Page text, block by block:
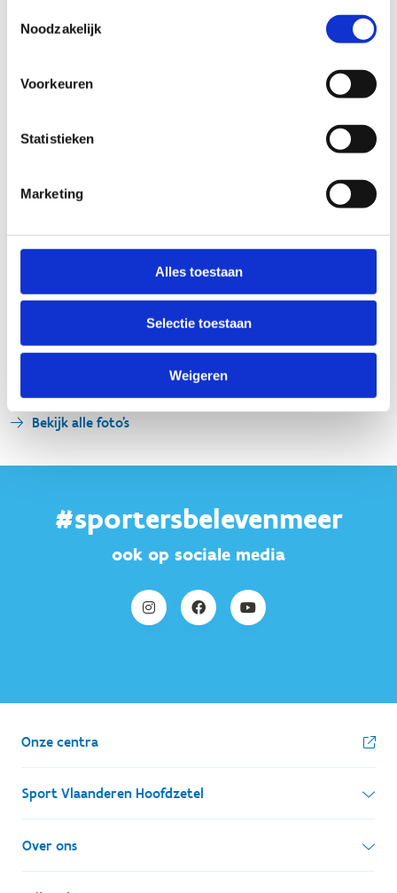
Noodzakelijk
Voorkeuren
Statistieken
Marketing
Alles toestaan
Selectie toestaan
Weigeren
Bekijk alle foto's
#sportersbelevenmeer
ook op sociale media
Onze centra
Sport Vlaanderen Hoofdzetel
Simon Bolivarlaan 17
1000 Brussel
Over ons